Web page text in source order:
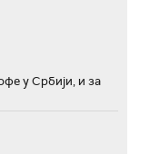
у Србији, и за